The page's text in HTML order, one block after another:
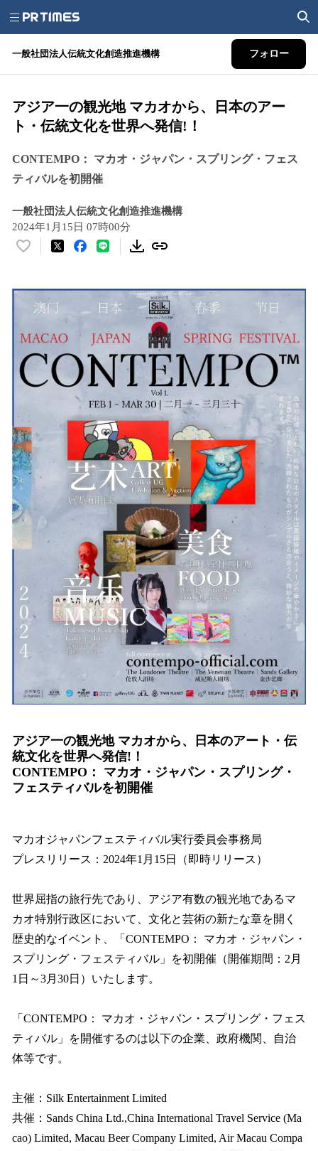
一般社団法人伝統文化創造推進機構 フォロー
アジア一の観光地 マカオから、日本のアー
ト・伝統文化を世界へ発信!！
CONTEMPO： マカオ・ジャパン・スプリング・フェス
ティバルを初開催
一般社団法人伝統文化創造推進機構
2024年1月15日 07時00分
い
数
読
み
込
み
す
アジア一の観光地 マカオから、日本のアート・伝
統文化を世界へ発信!！
CONTEMPO： マカオ・ジャパン・スプリング・
フェスティバルを初開催
マカオジャパンフェスティバル実行委員会事務局
プレスリリース：2024年1月15日（即時リリース）
世界屈指の旅行先であり、アジア有数の観光地であるマ
カオ特別行政区において、文化と芸術の新たな章を開く
歴史的なイベント、「CONTEMPO： マカオ・ジャパン・
スプリング・フェスティバル」を初開催（開催期間：2月
1日～3月30日）いたします。
「CONTEMPO： マカオ・ジャパン・スプリング・フェス
ティバル」を開催するのは以下の企業、政府機関、自治
体等です。
主催：Silk Entertainment Limited
共催：Sands China Ltd.,China International Travel Service (Ma
cao) Limited, Macau Beer Company Limited, Air Macau Compa